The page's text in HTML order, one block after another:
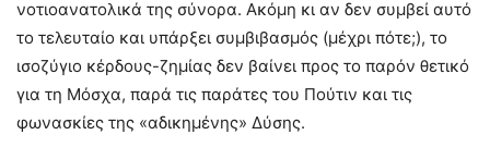
νοτιοανατολικά της σύνορα. Ακόμη κι αν δεν συμβεί αυτό
το τελευταίο και υπάρξει συμβιβασμός (μέχρι πότε;), το
ισοζύγιο κέρδους-ζημίας δεν βαίνει προς το παρόν θετικό
για τη Μόσχα, παρά τις παράτες του Πούτιν και τις
φωνασκίες της «αδικημένης» Δύσης.